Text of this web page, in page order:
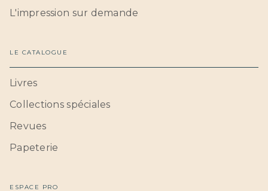
L'impression sur demande
LE CATALOGUE
Livres
Collections spéciales
Revues
Papeterie
ESPACE PRO